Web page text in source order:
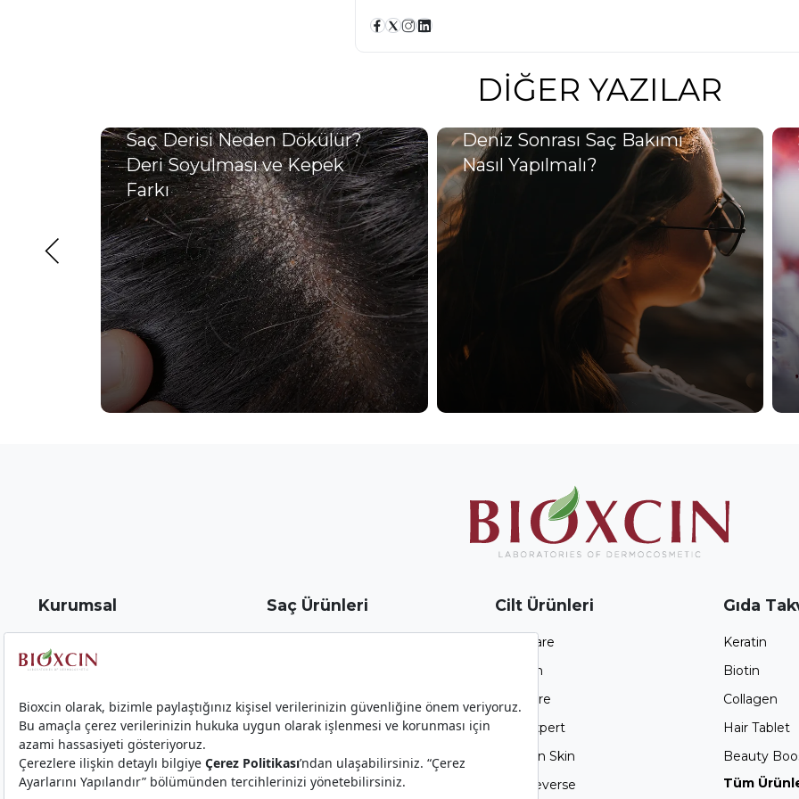
DIĞER YAZILAR
Saç Derisi Neden Dökülür?
Deri Soyulması ve Kepek
Farkı
Deniz Sonrası Saç Bakımı
Nasıl Yapılmalı?
Kurumsal
İletişim - Bize Ulaşın
Ziyaretçi Aydınlatma Metni
Gizlilik, KVKK ve Çerez Politikası
Haberler
Saç Ürünleri
Collagen & Biotin
Klasik
Forte
Biotin
Cilt Ürünleri
Atopicare
Acnium
Sun Care
Skin Expert
Gold On Skin
Age Reverse
Gıda
Keratin
Biotin
Collagen
Hair Tablet
Beauty
Tüm